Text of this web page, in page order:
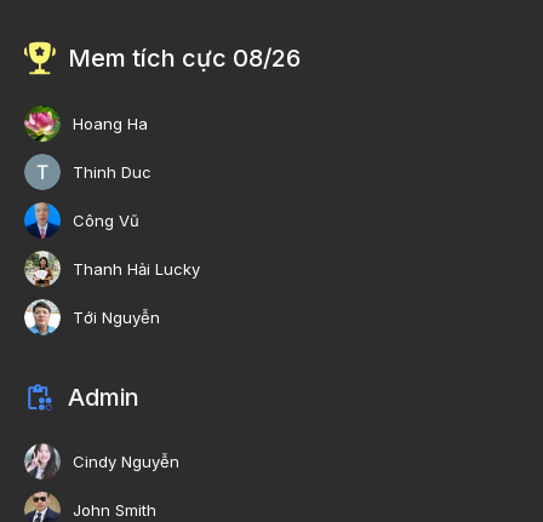
Mem tích cực 08/26
Hoang Ha
Thinh Duc
Công Vũ
Thanh Hải Lucky
Tới Nguyễn
Admin
Cindy Nguyễn
John Smith